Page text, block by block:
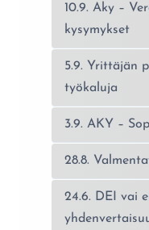
10.9. Aky –
kysymykset
5.9. Yrittäjän
työkaluja
3.9. AKY –
28.8.
24.6. DEI vai